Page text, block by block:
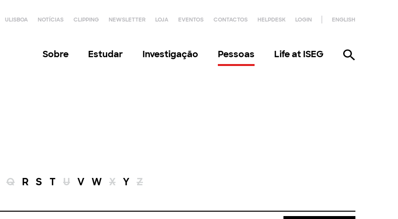
ULISBOA NOTÍCIAS CLIPPING NEWSLETTER LOJA EVENTOS CONTACTOS HELPDESK LOGIN ENGLISH
Sobre Estudar Investigação Pessoas Life at ISEG
Q R S T U V W X Y Z